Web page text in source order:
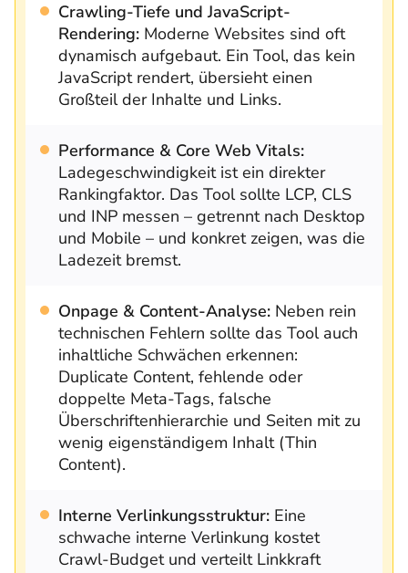
Crawling-Tiefe und JavaScript-
Rendering: Moderne Websites sind oft
dynamisch aufgebaut. Ein Tool, das kein
JavaScript rendert, übersieht einen
Großteil der Inhalte und Links.
Performance & Core Web Vitals:
Ladegeschwindigkeit ist ein direkter
Rankingfaktor. Das Tool sollte LCP, CLS
und INP messen – getrennt nach Desktop
und Mobile – und konkret zeigen, was die
Ladezeit bremst.
Onpage & Content-Analyse: Neben rein
technischen Fehlern sollte das Tool auch
inhaltliche Schwächen erkennen:
Duplicate Content, fehlende oder
doppelte Meta-Tags, falsche
Überschriftenhierarchie und Seiten mit zu
wenig eigenständigem Inhalt (Thin
Content).
Interne Verlinkungsstruktur: Eine
schwache interne Verlinkung kostet
Crawl-Budget und verteilt Linkkraft